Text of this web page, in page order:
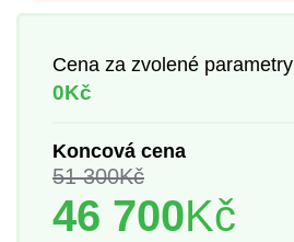
Cena za zvolené parametry
0Kč
Koncová cena
51 300Kč
46 700Kč